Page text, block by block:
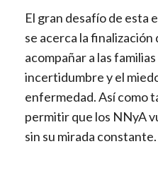
El gran desafío de esta
se acerca la
acompañar a las
incertidumbre y el
enfermedad. Así como
permitir que los NNyA
sin su mirada constante.